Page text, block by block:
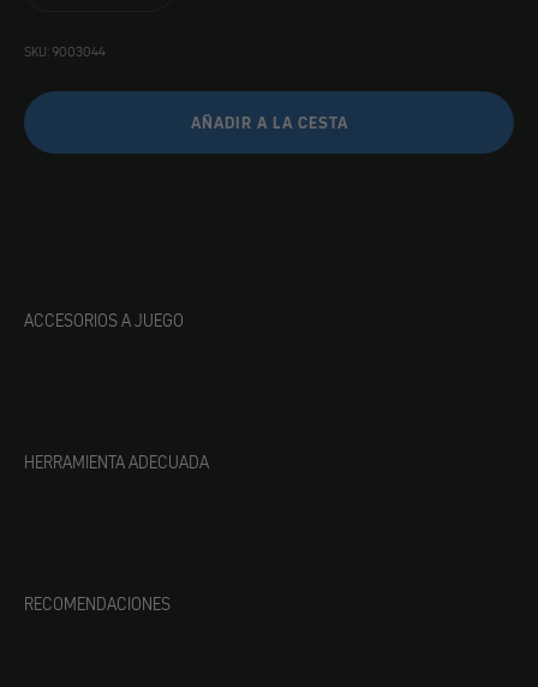
SKU: 9003044
AÑADIR A LA CESTA
ACCESORIOS A JUEGO
HERRAMIENTA ADECUADA
RECOMENDACIONES